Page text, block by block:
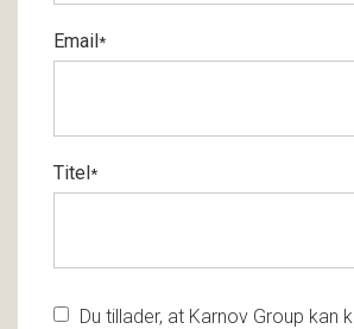
Email*
Titel*
Du tillader, at Karnov Group kan